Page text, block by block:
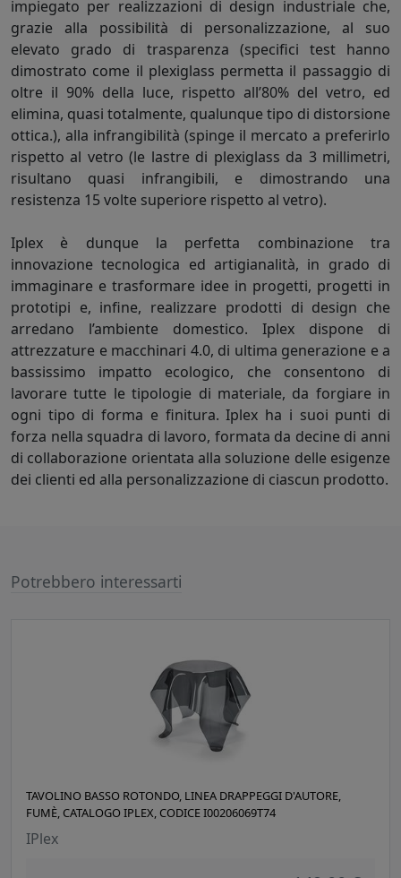
impiegato per realizzazioni di design industriale che,
grazie alla possibilità di personalizzazione, al suo
elevato grado di trasparenza (specifici test hanno
dimostrato come il plexiglass permetta il passaggio di
oltre il 90% della luce, rispetto all’80% del vetro, ed
elimina, quasi totalmente, qualunque tipo di distorsione
ottica.), alla infrangibilità (spinge il mercato a preferirlo
rispetto al vetro (le lastre di plexiglass da 3 millimetri,
risultano quasi infrangibili, e dimostrando una
resistenza 15 volte superiore rispetto al vetro).
Iplex è dunque la perfetta combinazione tra
innovazione tecnologica ed artigianalità, in grado di
immaginare e trasformare idee in progetti, progetti in
prototipi e, infine, realizzare prodotti di design che
arredano l’ambiente domestico. Iplex dispone di
attrezzature e macchinari 4.0, di ultima generazione e a
bassissimo impatto ecologico, che consentono di
lavorare tutte le tipologie di materiale, da forgiare in
ogni tipo di forma e finitura. Iplex ha i suoi punti di
forza nella squadra di lavoro, formata da decine di anni
di collaborazione orientata alla soluzione delle esigenze
dei clienti ed alla personalizzazione di ciascun prodotto.
Potrebbero interessarti
TAVOLINO BASSO ROTONDO, LINEA DRAPPEGGI D'AUTORE,
FUMÈ, CATALOGO IPLEX, CODICE I00206069T74
IPlex